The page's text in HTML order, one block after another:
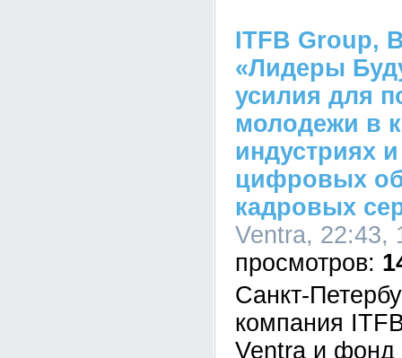
ITFB Group,
«Лидеры
усилия для
молодежи в
индустриях
цифровых
кадровых
Ventra, 22:43,
Санкт-
компания
Ventra и фонд